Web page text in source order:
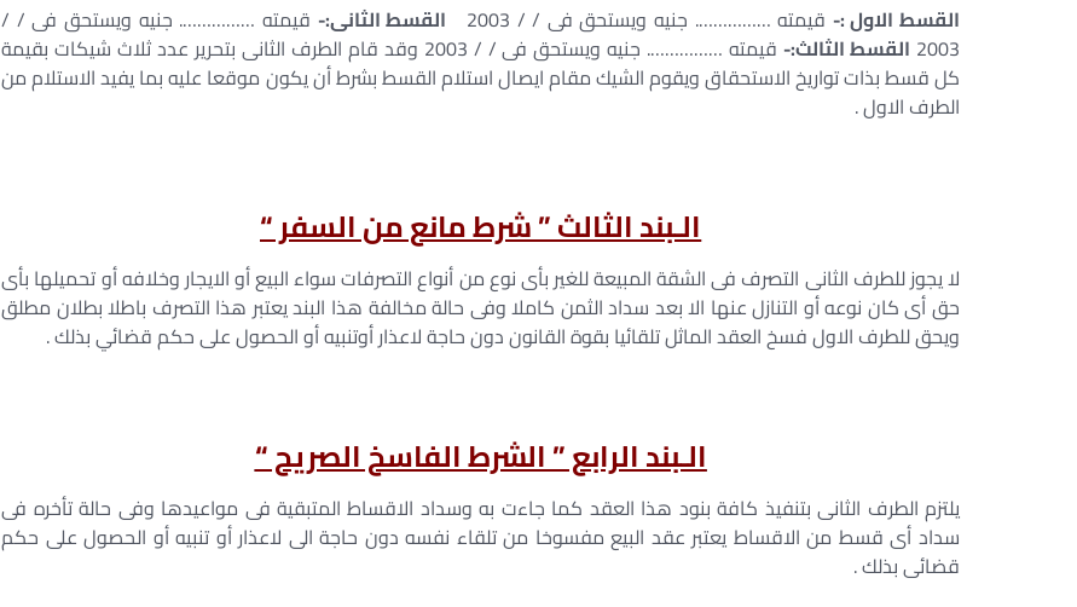
القسط الاول :- قيمته ……………. جنيه ويستحق فى / / 2003 القسط الثانى:- قيمته ……………. جنيه ويستحق فى / /
2003 القسط الثالث:-
قيمته ……………. جنيه ويستحق فى / / 2003 وقد قام الطرف الثانى بتحرير عدد ثلاث شيكات بقيمة
كل قسط بذات تواريخ الاستحقاق ويقوم الشيك مقام ايصال استلام القسط بشرط أن يكون موقعا عليه بما يفيد الاستلام من
الطرف الاول .
الـبند الثالث ” شرط مانع من السفر “
لا يجوز للطرف الثانى التصرف فى الشقة المبيعة للغير بأى نوع من أنواع التصرفات سواء البيع أو الايجار وخلافه أو تحميلها بأى
حق أى كان نوعه أو التنازل عنها الا بعد سداد الثمن كاملا وفى حالة مخالفة هذا البند يعتبر هذا التصرف باطلا بطلان مطلق
ويحق للطرف الاول فسخ العقد الماثل تلقائيا بقوة القانون دون حاجة لاعذار أوتنبيه أو الحصول على حكم قضائي بذلك .
الـبند الرابع ” الشرط الفاسخ الصريح “
يلتزم الطرف الثانى بتنفيذ كافة بنود هذا العقد كما جاءت به وسداد الاقساط المتبقية فى مواعيدها وفى حالة تأخره فى
سداد أى قسط من الاقساط يعتبر عقد البيع مفسوخا من تلقاء نفسه دون حاجة الى لاعذار أو تنبيه أو الحصول على حكم
قضائى بذلك .